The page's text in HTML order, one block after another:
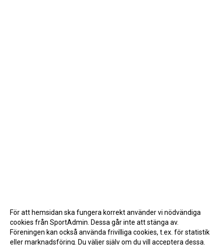
För att hemsidan ska fungera korrekt använder vi nödvändiga
cookies från SportAdmin. Dessa går inte att stänga av.
Föreningen kan också använda frivilliga cookies, t.ex. för statistik
eller marknadsföring. Du väljer själv om du vill acceptera dessa.